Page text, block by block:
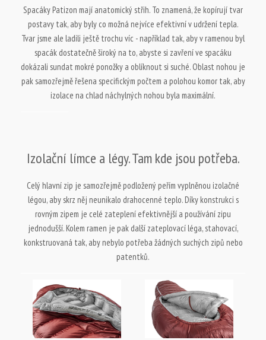
Spacáky Patizon mají anatomický střih. To znamená, že kopírují tvar
postavy tak, aby byly co možná nejvíce efektivní v udržení tepla.
Tvar jsme ale ladili ještě trochu víc - například tak, aby v ramenou byl
spacák dostatečně široký na to, abyste si zavření ve spacáku
dokázali sundat mokré ponožky a oblíknout si suché. Oblast nohou je
pak samozřejmě řešena specifickým počtem a polohou komor tak, aby
izolace na chlad náchylných nohou byla maximální.
Izolační límce a légy. Tam kde jsou potřeba.
Celý hlavní zip je samozřejmě podložený peřím vyplněnou izolačné
légou, aby skrz něj neunikalo drahocenné teplo. Díky konstrukci s
rovným zipem je celé zateplení efektivnější a používání zipu
jednodušší. Kolem ramen je pak další zateplovací léga, stahovací,
konkstruovaná tak, aby nebylo potřeba žádných suchých zipů nebo
patentků.